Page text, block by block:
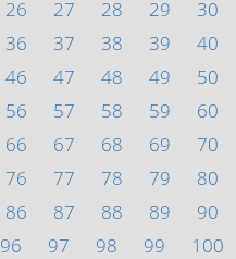
26 27 28 29
30
36 37 38 39
40
46 47 48 49
50
56 57 58 59
60
66 67 68 69
70
76 77 78 79
80
86 87 88 89
90
96 97 98 99
100